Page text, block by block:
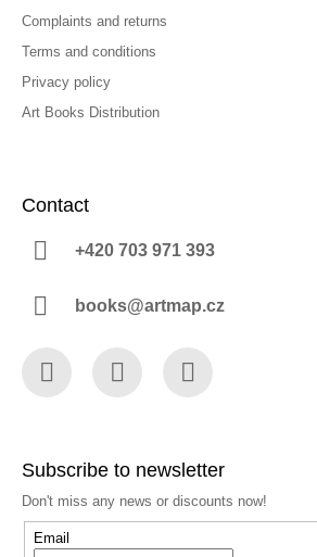
Complaints and returns
Terms and conditions
Privacy policy
Art Books Distribution
Contact
+420 703 971 393
books@artmap.cz
Subscribe to newsletter
Don't miss any news or discounts now!
Email